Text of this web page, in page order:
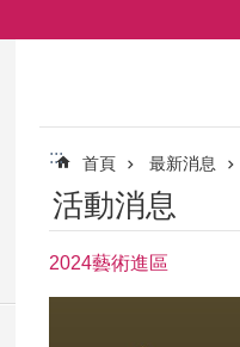
::: 首頁 最新消息
活動消息
2024藝術進區